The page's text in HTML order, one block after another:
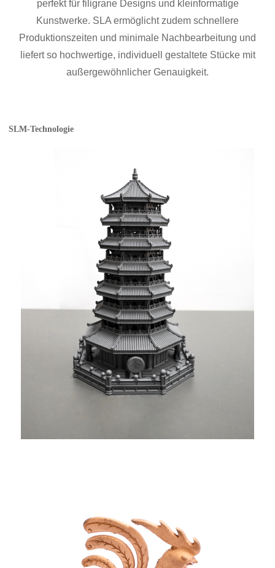
perfekt für filigrane Designs und kleinformatige
Kunstwerke. SLA ermöglicht zudem schnellere
Produktionszeiten und minimale Nachbearbeitung und
liefert so hochwertige, individuell gestaltete Stücke mit
außergewöhnlicher Genauigkeit.
SLM-Technologie